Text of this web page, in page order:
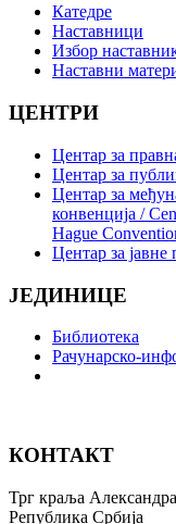
Катедре
Наставници
Избор
Наставни
ЦЕНТРИ
Центар за
Центар за
Центар за
конвенција /
Hague
Центар за
ЈЕДИНИЦЕ
Библиотека
Рачунарско-
КОНТАКТ
Трг краља
Република Србија